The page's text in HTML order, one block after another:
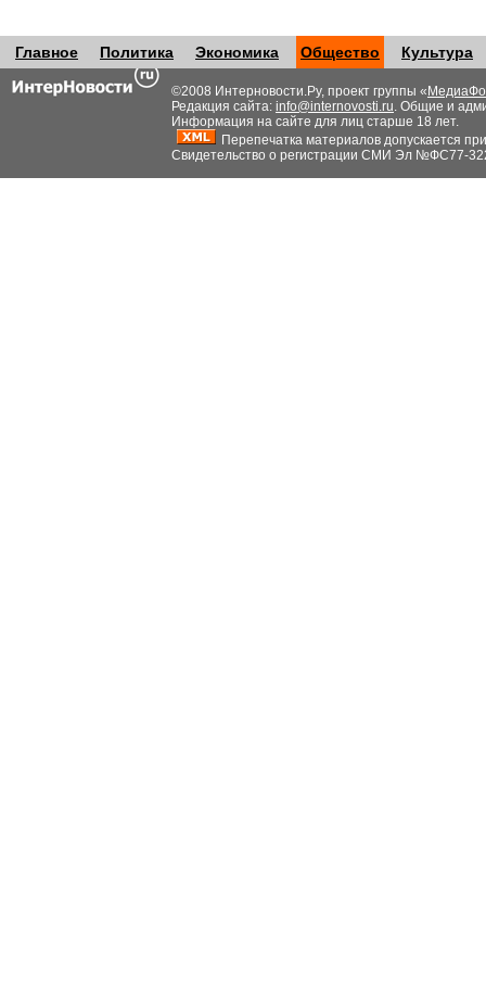
Главное Политика Экономика Общество Культура
©2008 Интерновости.Ру, проект группы «
Редакция сайта: info@internovosti.ru. Общие и
Информация на сайте для лиц старше 18 лет.
Перепечатка материалов допускается
Свидетельство о регистрации СМИ Эл №ФС77-